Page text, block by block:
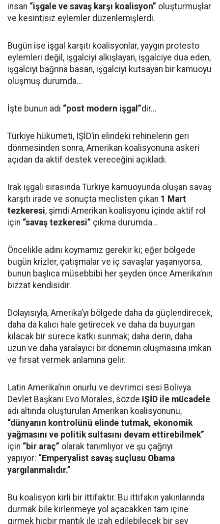
insan “işgale ve savaş karşı koalisyon” oluşturmuşlar
ve kesintisiz eylemler düzenlemişlerdi.
Bugün ise işgal karşıtı koalisyonlar, yaygın protesto
eylemleri değil, işgalciyi alkışlayan, işgalciye dua eden,
işgalciyi bağrına basan, işgalciyi kutsayan bir kamuoyu
oluşmuş durumda…
İşte bunun adı “post modern işgal”dir…
Türkiye hükümeti, IŞİD’in elindeki rehinelerin geri
dönmesinden sonra, Amerikan koalisyonuna askeri
açıdan da aktif destek vereceğini açıkladı.
Irak işgali sırasında Türkiye kamuoyunda oluşan savaş
karşıtı irade ve sonuçta meclisten çıkan 1 Mart
tezkeresi, şimdi Amerikan koalisyonu içinde aktif rol
için “savaş tezkeresi” çıkma durumda…
Öncelikle adını koymamız gerekir ki; eğer bölgede
bugün krizler, çatışmalar ve iç savaşlar yaşanıyorsa,
bunun başlıca müsebbibi her şeyden önce Amerika’nın
bizzat kendisidir.
Dolayısıyla, Amerika’yı bölgede daha da güçlendirecek,
daha da kalıcı hale getirecek ve daha da buyurgan
kılacak bir sürece katkı sunmak; daha derin, daha
uzun ve daha yaralayıcı bir dönemin oluşmasına imkan
ve fırsat vermek anlamına gelir.
Latin Amerika’nın onurlu ve devrimci sesi Bolivya
Devlet Başkanı Evo Morales, sözde IŞİD ile mücadele
adı altında oluşturulan Amerikan koalisyonunu,
“dünyanın kontrolünü elinde tutmak, ekonomik
yağmasını ve politik sultasını devam ettirebilmek”
için “bir araç” olarak tanımlıyor ve şu çağrıyı
yapıyor: “Emperyalist savaş suçlusu Obama
yargılanmalıdır.”
Bu koalisyon kirli bir ittifaktır. Bu ittifakın yakınlarında
durmak bile kirlenmeye yol açacakken tam içine
girmek hiçbir mantık ile izah edilebilecek bir şey